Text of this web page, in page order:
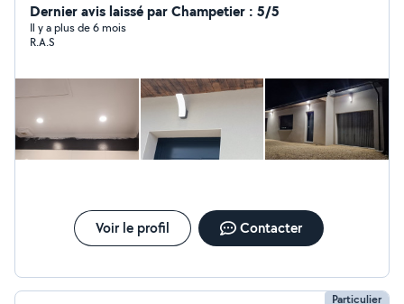
vous conseiller pour le projet que vous avez. N'hésitez
pas à me contacter par message pour discuter de vos
besoins ou pour toute question.
Dernier avis laissé par Champetier : 5/5
Il y a plus de 6 mois
R.A.S
Voir le profil Contacter
Particulier